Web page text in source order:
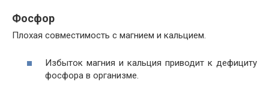
Фосфор
Плохая совместимость с магнием и кальцием.
Избыток магния и кальция приводит к дефициту
фосфора в организме.